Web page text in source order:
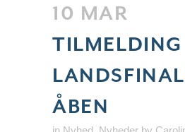
10 MAR
ÅBEN